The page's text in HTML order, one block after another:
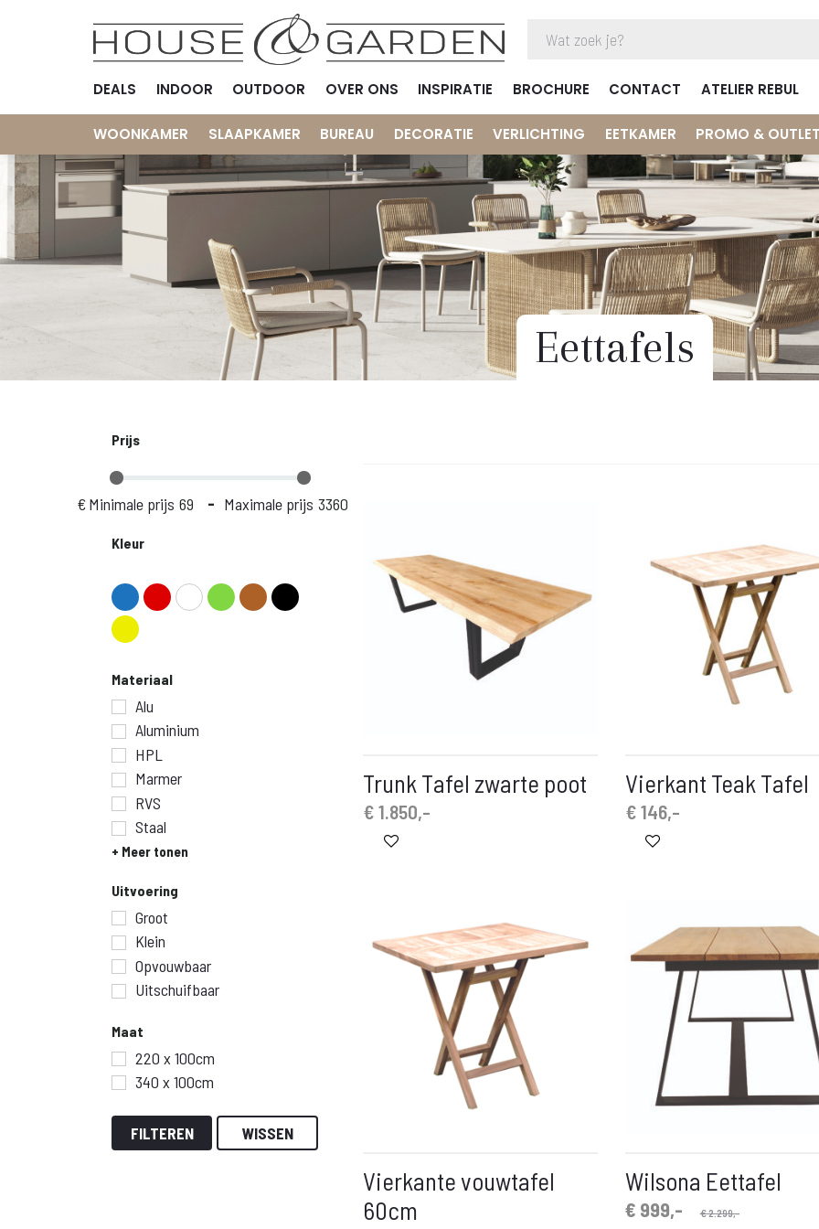
DEALS INDOOR OUTDOOR OVER ONS INSPIRATIE BROCHURE CONTACT ATELIER REBUL
WOONKAMER SLAAPKAMER BUREAU DECORATIE VERLICHTING EETKAMER PROMO &
Eettafels
Trunk Tafel zwarte poot
€1.850,-
Vierkant Teak Tafel
€146,-
Vierkante vouwtafel
60cm
Wilsona Eettafel
€2.299,-
Oorspronkelijke
€ 999,-
Huidige
Prijs
€ Minimale prijs - Maximale prijs
Kleur
Materiaal
Alu
Aluminium
HPL
Marmer
RVS
Staal
+ Meer tonen
Uitvoering
Groot
Klein
Opvouwbaar
Uitschuifbaar
Maat
220 x 100cm
340 x 100cm
FILTEREN WISSEN